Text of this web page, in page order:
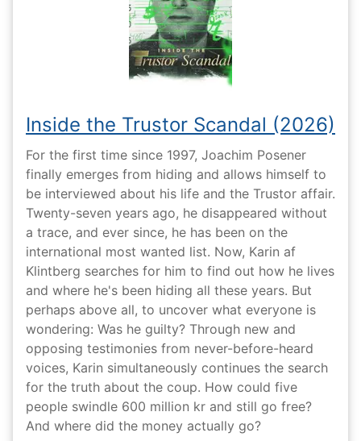
Inside the Trustor Scandal (2026)
For the first time since 1997, Joachim Posener
finally emerges from hiding and allows himself to
be interviewed about his life and the Trustor affair.
Twenty-seven years ago, he disappeared without
a trace, and ever since, he has been on the
international most wanted list. Now, Karin af
Klintberg searches for him to find out how he lives
and where he's been hiding all these years. But
perhaps above all, to uncover what everyone is
wondering: Was he guilty? Through new and
opposing testimonies from never-before-heard
voices, Karin simultaneously continues the search
for the truth about the coup. How could five
people swindle 600 million kr and still go free?
And where did the money actually go?